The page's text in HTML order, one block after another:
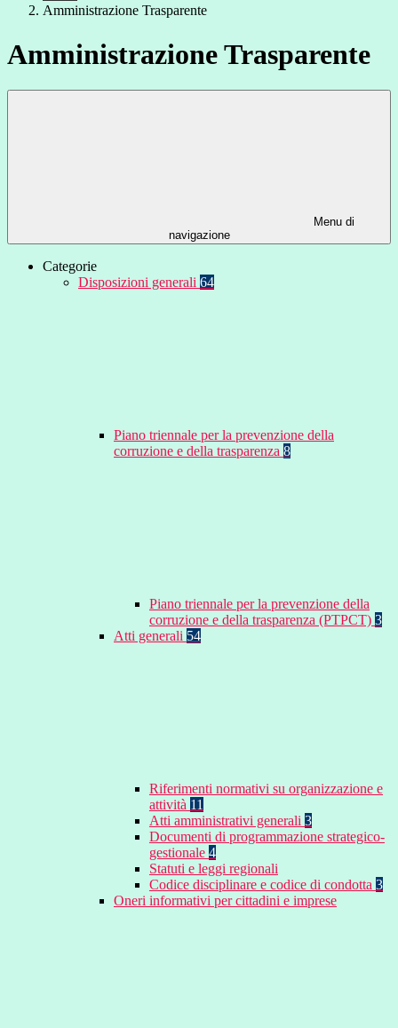
Amministrazione Trasparente
Amministrazione Trasparente
Menu di
navigazione
Categorie
Disposizioni generali 64
Piano triennale per la prevenzione della
corruzione e della trasparenza 8
Piano triennale per la prevenzione della
corruzione e della trasparenza (PTPCT) 3
Atti generali 54
Riferimenti normativi su organizzazione e
attività 11
Atti amministrativi generali 3
Documenti di programmazione strategico-
gestionale 4
Statuti e leggi regionali
Codice disciplinare e codice di condotta 3
Oneri informativi per cittadini e imprese